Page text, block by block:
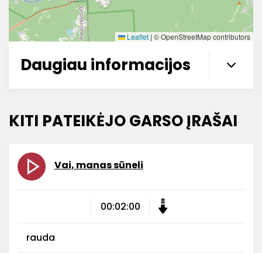
Leaflet | © OpenStreetMap contributors
Daugiau informacijos
KITI PATEIKĖJO GARSO ĮRAŠAI
Vai, manas sūneli
00:02:00
rauda